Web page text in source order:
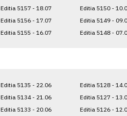
Editia 5157 - 18.07
Editia 5156 - 17.07
Editia 5155 - 16.07
Editia 5150 -
Editia 5149 -
Editia 5148 -
Editia 5135 - 22.06
Editia 5134 - 21.06
Editia 5133 - 20.06
Editia 5128 -
Editia 5127 -
Editia 5126 -